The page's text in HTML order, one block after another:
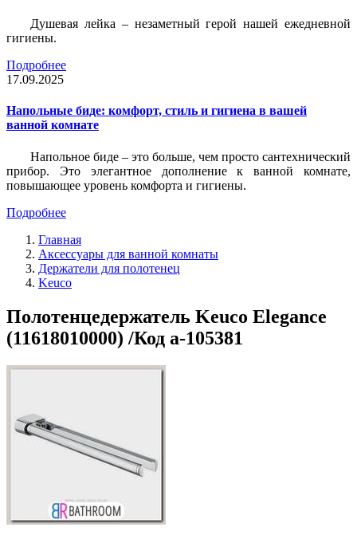
Душевая лейка – незаметный герой нашей ежедневной
гигиены.
Подробнее
17.09.2025
Напольные биде: комфорт, стиль и гигиена в вашей
ванной комнате
Напольное биде – это больше, чем просто сантехнический
прибор. Это элегантное дополнение к ванной комнате,
повышающее уровень комфорта и гигиены.
Подробнее
Главная
Аксессуары для ванной комнаты
Держатели для полотенец
Keuco
Полотенцедержатель Keuco Elegance
(11618010000) /Код a-105381